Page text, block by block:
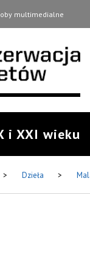
multimedialne
i XXI wieku
> Dzieła >